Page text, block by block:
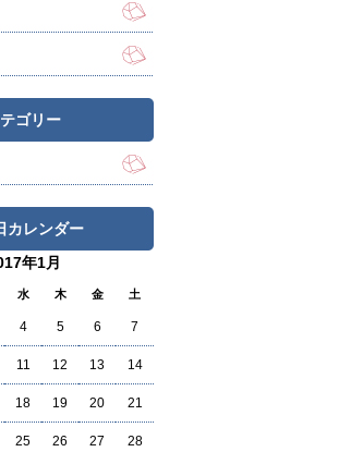
ゴリー
カレンダー
年1月
水 木 金 土
4 5 6 7
11 12 13 14
18 19 20 21
25 26 27 28